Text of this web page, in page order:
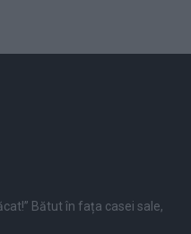
Bătut în fața casei sale,